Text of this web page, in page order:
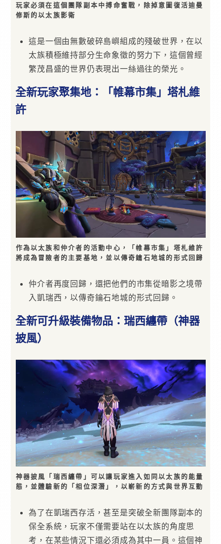
玩家必須在這個團隊副本中搏命奮戰，除掉意圖復活迪曼
修斯的以太族影衛
這是一個由無數破碎島嶼組成的殘破世界，在以
太族積極維持部分生命象徵的努力下，這個曾經
繁茂昌盛的世界仍表現出一絲過往的榮光。
全新玩家聚集地：「帷幕市集」塔札維
許
作為以太族和仲介者的活動中心，「帷幕市集」塔札維許
將成為冒險者的主要基地，並以傳奇鑰石地城的形式回歸
仲介者再度回歸，還把他們的市集從暗影之境帶
入凱瑞西，以傳奇鑰石地城的形式回歸。
全新可升級裝備物品：瑞西纏帶（神器
披風）
神器披風「瑞西纏帶」可以讓玩家進入如同以太族的能量
態，並體驗新的「相位深潛」，以嶄新的方式與世界互動
為了在凱瑞西存活，甚至是突破全新團隊副本的
保全系統，玩家不僅需要站在以太族的角度思
考，在某些情況下還必須成為其中一員。這個神